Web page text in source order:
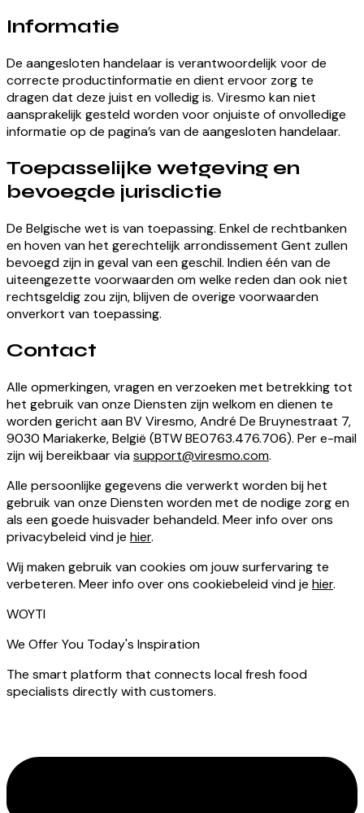
Informatie
De aangesloten handelaar is verantwoordelijk voor de
correcte productinformatie en dient ervoor zorg te
dragen dat deze juist en volledig is. Viresmo kan niet
aansprakelijk gesteld worden voor onjuiste of onvolledige
informatie op de pagina’s van de aangesloten handelaar.
Toepasselijke wetgeving en
bevoegde jurisdictie
De Belgische wet is van toepassing. Enkel de rechtbanken
en hoven van het gerechtelijk arrondissement Gent zullen
bevoegd zijn in geval van een geschil. Indien één van de
uiteengezette voorwaarden om welke reden dan ook niet
rechtsgeldig zou zijn, blijven de overige voorwaarden
onverkort van toepassing.
Contact
Alle opmerkingen, vragen en verzoeken met betrekking tot
het gebruik van onze Diensten zijn welkom en dienen te
worden gericht aan BV Viresmo, André De Bruynestraat 7,
9030 Mariakerke, België (BTW BE0763.476.706). Per e-mail
zijn wij bereikbaar viasupport@viresmo.com.
Alle persoonlijke gegevens die verwerkt worden bij het
gebruik van onze Diensten worden met de nodige zorg en
als een goede huisvader behandeld. Meer info over ons
privacybeleid vind je hier.
Wij maken gebruik van cookies om jouw surfervaring te
verbeteren. Meer info over ons cookiebeleid vind je hier.
WOYTI
We Offer You Today's Inspiration
The smart platform that connects local fresh food
specialists directly with customers.